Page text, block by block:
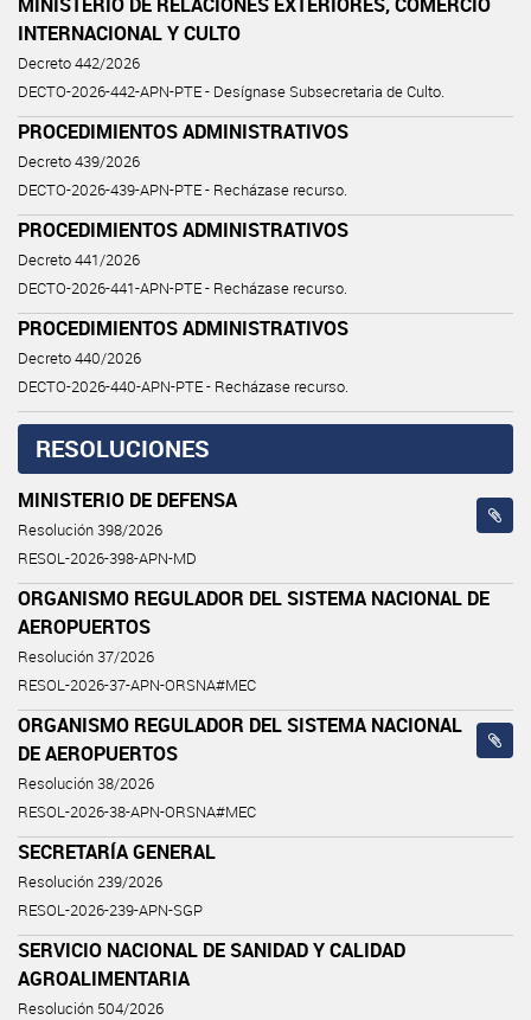
INTERNACIONAL Y CULTO
Decreto 442/2026
DECTO-2026-442-APN-PTE - Desígnase Subsecretaria de Culto.
PROCEDIMIENTOS ADMINISTRATIVOS
Decreto 439/2026
DECTO-2026-439-APN-PTE - Recházase recurso.
PROCEDIMIENTOS ADMINISTRATIVOS
Decreto 441/2026
DECTO-2026-441-APN-PTE - Recházase recurso.
PROCEDIMIENTOS ADMINISTRATIVOS
Decreto 440/2026
DECTO-2026-440-APN-PTE - Recházase recurso.
RESOLUCIONES
MINISTERIO DE DEFENSA
Resolución 398/2026
RESOL-2026-398-APN-MD
ORGANISMO REGULADOR DEL SISTEMA NACIONAL DE
AEROPUERTOS
Resolución 37/2026
RESOL-2026-37-APN-ORSNA#MEC
ORGANISMO REGULADOR DEL SISTEMA NACIONAL
DE AEROPUERTOS
Resolución 38/2026
RESOL-2026-38-APN-ORSNA#MEC
SECRETARÍA GENERAL
Resolución 239/2026
RESOL-2026-239-APN-SGP
SERVICIO NACIONAL DE SANIDAD Y CALIDAD
AGROALIMENTARIA
Resolución 504/2026